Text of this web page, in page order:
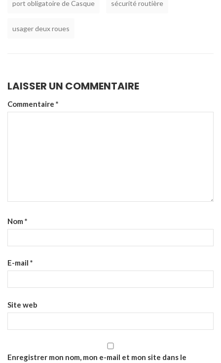
port obligatoire de Casque sécurité routière
usager deux roues
LAISSER UN COMMENTAIRE
Commentaire *
Nom *
E-mail *
Site web
Enregistrer mon nom, mon e-mail et mon site dans le